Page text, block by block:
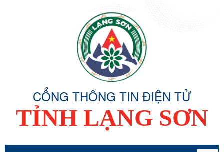
CỔNG THÔNG TIN ĐIỆN TỬ
TỈNH LẠNG SƠN